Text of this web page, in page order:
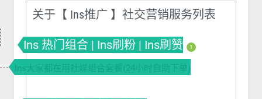
关于【 Ins推广 】社交营销服务列表
Ins 热门组合 | Ins刷粉 | Ins刷赞 1
Ins大家都在用社媒组合套餐(24小时自助下单)